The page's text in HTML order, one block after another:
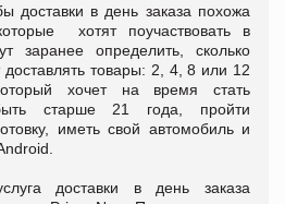
доставки в день заказа похожа
хотят поучаствовать в
заранее определить, сколько
доставлять товары: 2, 4, 8 или 12
хочет на время стать
старше 21 года, пройти
иметь свой автомобиль и
доставки в день заказа